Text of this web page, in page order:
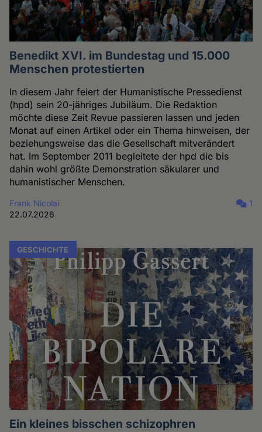
Benedikt XVI. im Bundestag und 15.000
Menschen protestierten
In diesem Jahr feiert der Humanistische Pressedienst
(hpd) sein 20-jähriges Jubiläum. Die Redaktion
möchte diese Zeit Revue passieren lassen und jeden
Monat auf einen Artikel oder ein Thema hinweisen, der
beziehungsweise das die Gesellschaft mitverändert
hat. Im September 2011 begleitete der hpd die bis
dahin wohl größte Demonstration säkularer und
humanistischer Menschen.
Frank Nicolai
22.07.2026
1
GESCHICHTE
Ein kleines bisschen schizophren